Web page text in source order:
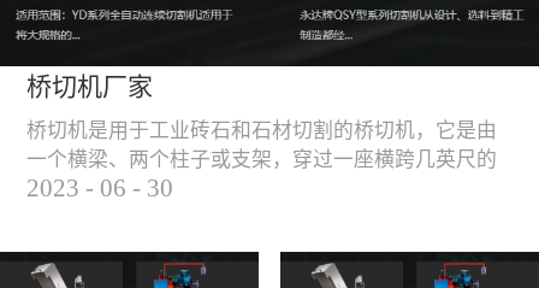
屏，按钮、遥杆集成面
板，操作快速、简便。
桥切机厂家
桥切机是用于工业砖石和石材切割的桥切机，它是由
一个横梁、两个柱子或支架，穿过一座横跨几英尺的
桥而构成，因其形状而得名。随着石材和工业砖石的
是用于实现快速切割大型石材和工业砖石的机器，具
有高效、节能、环保等优点，是现代建筑行业必不可
2023 - 06 - 30